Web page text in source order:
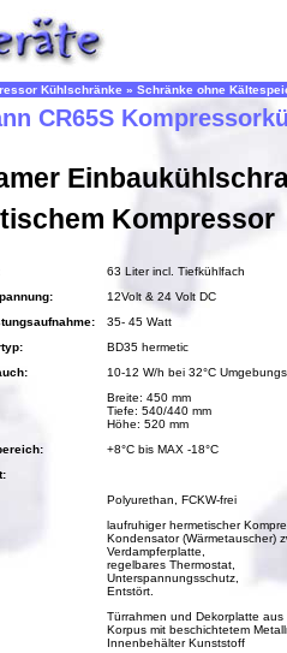
Kühlschränke » Schränke ohne
CR65S
Kompressor
63 Liter incl. Tiefkühlfach
12Volt & 24 Volt DC
35- 45 Watt
BD35 hermetic
10-12 W/h bei 32°C
Breite: 450 mm
Tiefe: 540/440 mm
Höhe: 520 mm
+8°C bis MAX -18°C
Polyurethan, FCKW-frei
laufruhiger hermetischer
Kondensator (Wärmetauscher)
Verdampferplatte,
regelbares Thermostat,
Unterspannungsschutz,
Entstört.
Türrahmen und Dekorplatte
Korpus mit beschichtetem
Innenbehälter Kunststoff